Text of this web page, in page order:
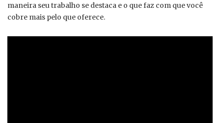
maneira seu trabalho se destaca e o que faz com que você
cobre mais pelo que oferece.